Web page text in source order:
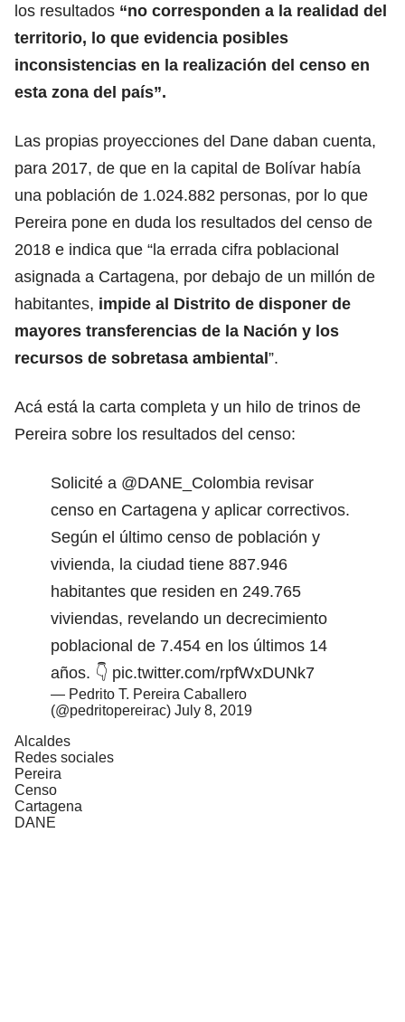
los resultados “no corresponden a la realidad del
territorio, lo que evidencia posibles
inconsistencias en la realización del censo en
esta zona del país”.
Las propias proyecciones del Dane daban cuenta,
para 2017, de que en la capital de Bolívar había
una población de 1.024.882 personas, por lo que
Pereira pone en duda los resultados del censo de
2018 e indica que “la errada cifra poblacional
asignada a Cartagena, por debajo de un millón de
habitantes, impide al Distrito de disponer de
mayores transferencias de la Nación y los
recursos de sobretasa ambiental”.
Acá está la carta completa y un hilo de trinos de
Pereira sobre los resultados del censo:
Solicité a @DANE_Colombia revisar
censo en Cartagena y aplicar correctivos.
Según el último censo de población y
vivienda, la ciudad tiene 887.946
habitantes que residen en 249.765
viviendas, revelando un decrecimiento
poblacional de 7.454 en los últimos 14
años. 👇 pic.twitter.com/rpfWxDUNk7
— Pedrito T. Pereira Caballero
(@pedritopereirac) July 8, 2019
Alcaldes
Redes sociales
Pereira
Censo
Cartagena
DANE